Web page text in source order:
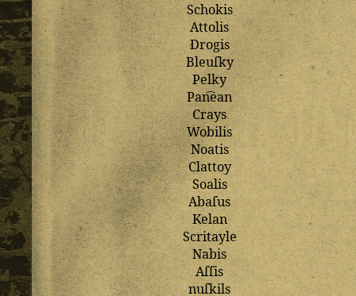
Schokis
Attolis
Drogis
Bleuſky
Pelky
Pan͡ean
Crays
Wobilis
Noatis
Clattoy
Soalis
Abaſus
Kelan
Scritayle
Nabis
Aſſis
nuſkils